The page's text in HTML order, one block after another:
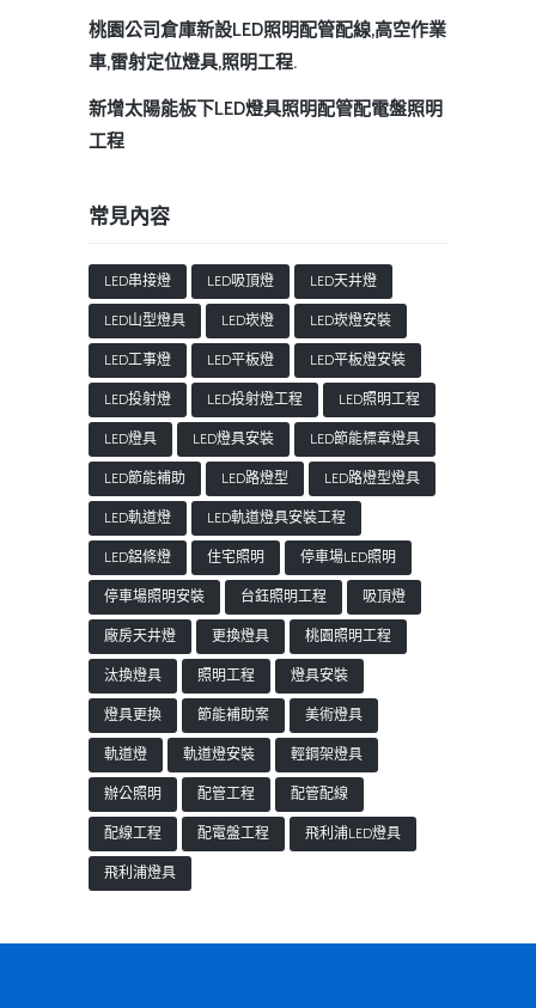
桃園公司倉庫新設LED照明配管配線,高空作業
車,雷射定位燈具,照明工程.
新增太陽能板下LED燈具照明配管配電盤照明
工程
常見內容
LED串接燈 LED吸頂燈
LED天井燈
LED山型燈具
LED崁燈
LED崁燈安裝
LED工事燈
LED平板燈
LED平板燈安裝
LED投射燈
LED投射燈工程
LED照明工程
LED燈具
LED燈具安裝
LED節能標章燈具
LED節能補助
LED路燈型
LED路燈型燈具
LED軌道燈
LED軌道燈具安裝工程
LED鋁條燈
住宅照明
停車場LED照明
停車場照明安裝
台鈺照明工程
吸頂燈
廠房天井燈
更換燈具
桃園照明工程
汰換燈具
照明工程
燈具安裝
燈具更換
節能補助案
美術燈具
軌道燈
軌道燈安裝
輕鋼架燈具
辦公照明
配管工程
配管配線
配線工程
配電盤工程
飛利浦LED燈具
飛利浦燈具